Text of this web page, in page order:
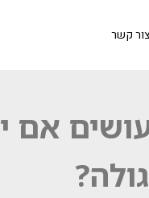
קשר
אם